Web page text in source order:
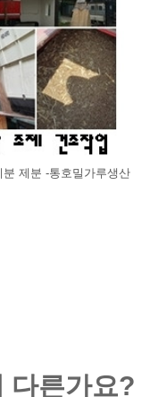
제분 -통호밀가루생산
다른가요?